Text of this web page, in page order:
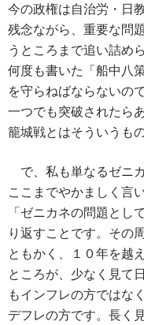
今の政権は自治労・日
残念ながら、重要な問
うところまで追い詰め
何度も書いた「船中八
を守らねばならないの
一つでも突破されたら
籠城戦とはそういうも
で、私も単なるゼニ
ここまでやかましく言
「ゼニカネの問題とし
り返すことです。その
ともかく、１０年を越
ところが、少なく見て
もインフレの方ではな
デフレの方です。長く